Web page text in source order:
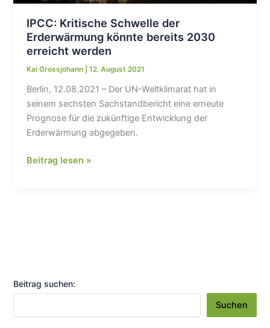
IPCC: Kritische Schwelle der
Erderwärmung könnte bereits 2030
erreicht werden
Kai Grossjohann |12. August 2021
Berlin, 12.08.2021 – Der UN-Weltklimarat hat in
seinem sechsten Sachstandbericht eine erneute
Prognose für die zukünftige Entwicklung der
Erderwärmung abgegeben.
IPCC:
werden
Beitrag lesen »
Beitrag suchen:
Suchen